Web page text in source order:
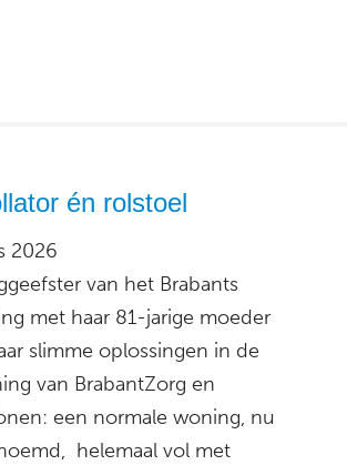
én rolstoel
2026
van het Brabants
met haar 81-jarige moeder
slimme oplossingen in de
van BrabantZorg en
een normale woning, nu
helemaal vol met